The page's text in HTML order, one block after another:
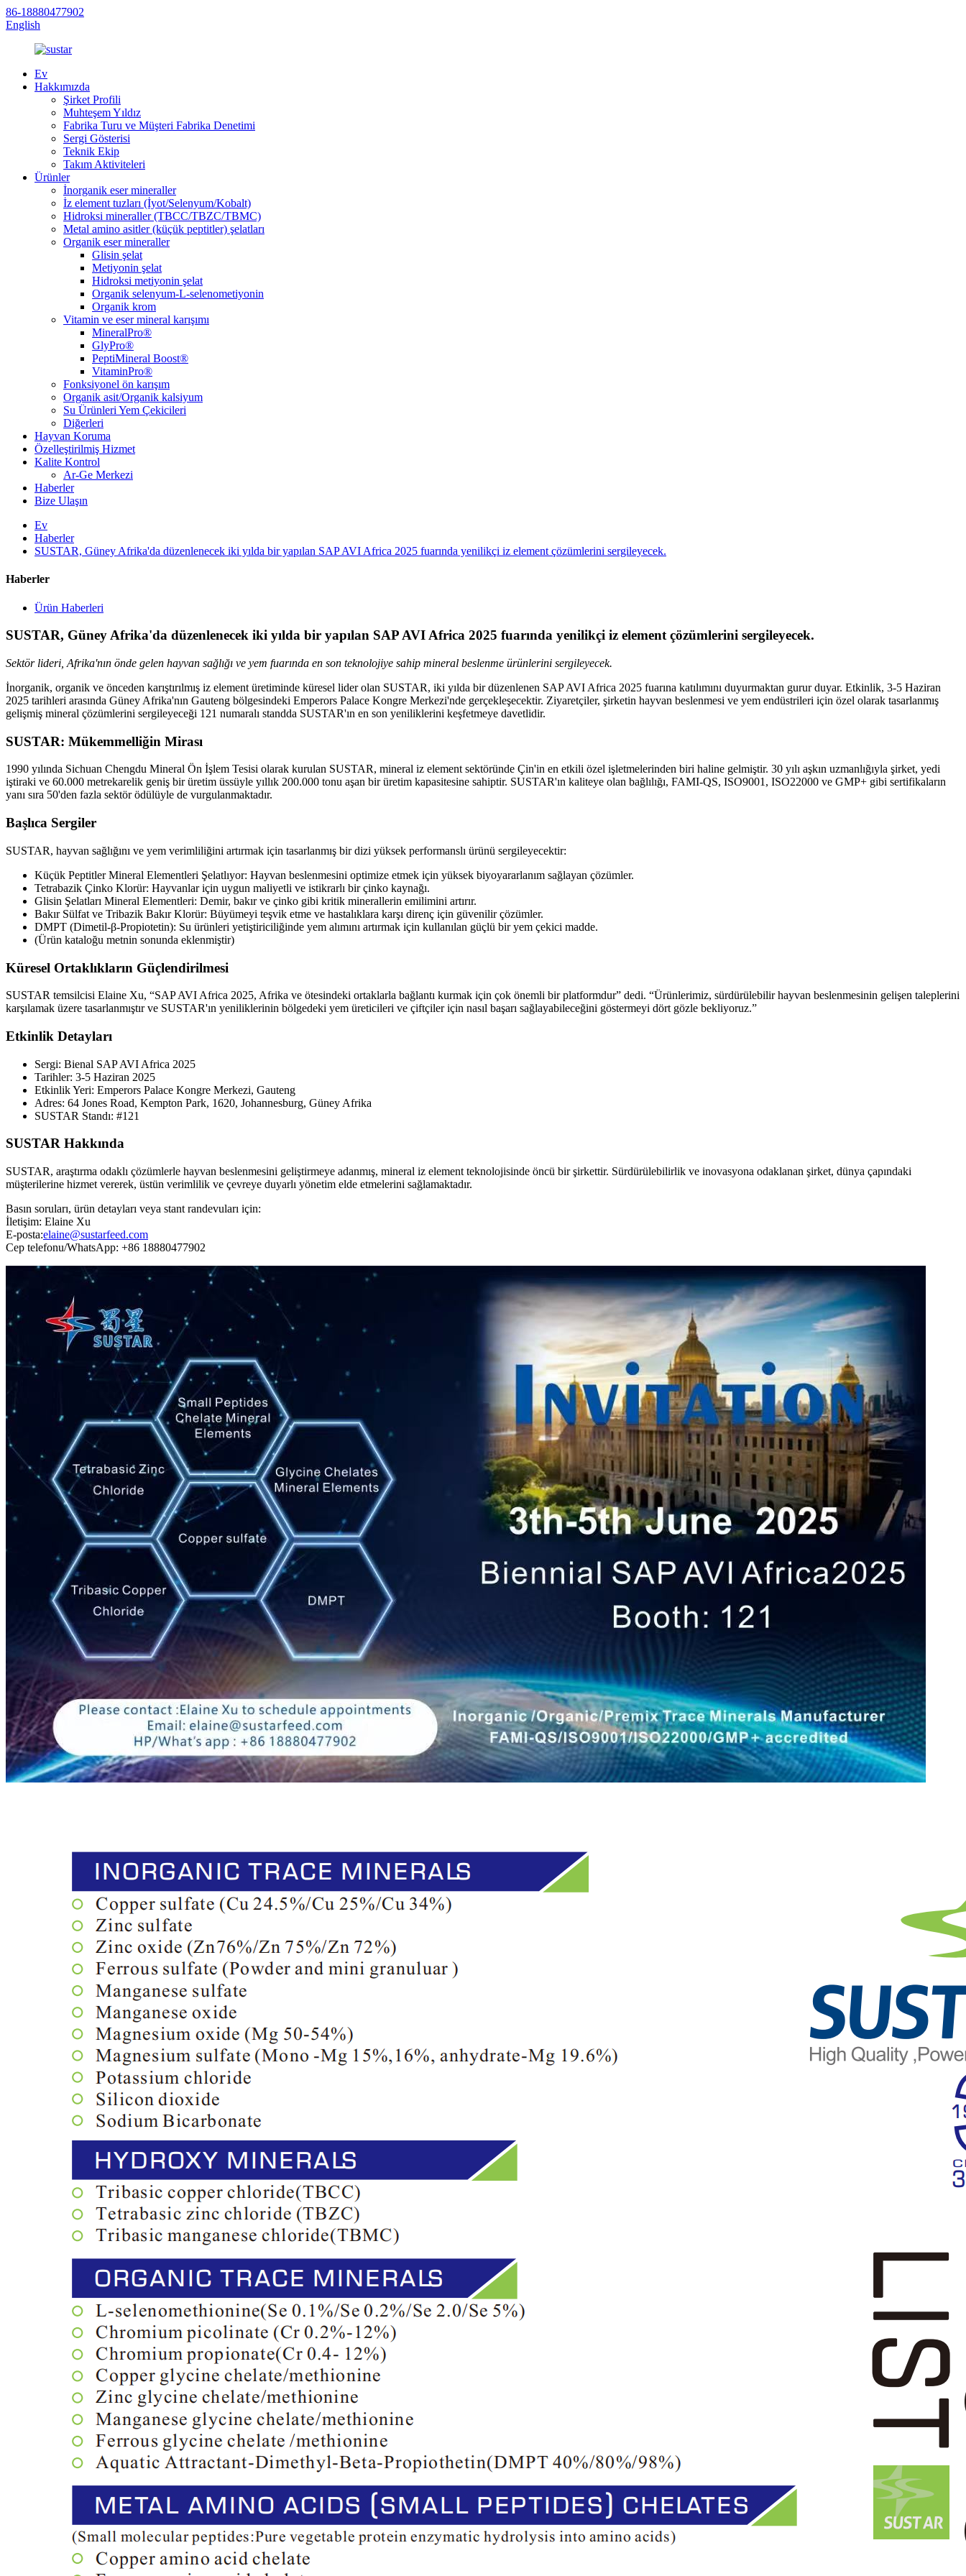
86-18880477902
English
Ev
Hakkımızda
Şirket Profili
Muhteşem Yıldız
Fabrika Turu ve Müşteri Fabrika Denetimi
Sergi Gösterisi
Teknik Ekip
Takım Aktiviteleri
Ürünler
İnorganik eser mineraller
İz element tuzları (İyot/Selenyum/Kobalt)
Hidroksi mineraller (TBCC/TBZC/TBMC)
Metal amino asitler (küçük peptitler) şelatları
Organik eser mineraller
Glisin şelat
Metiyonin şelat
Hidroksi metiyonin şelat
Organik selenyum-L-selenometiyonin
Organik krom
Vitamin ve eser mineral karışımı
MineralPro®
GlyPro®
PeptiMineral Boost®
VitaminPro®
Fonksiyonel ön karışım
Organik asit/Organik kalsiyum
Su Ürünleri Yem Çekicileri
Diğerleri
Hayvan Koruma
Özelleştirilmiş Hizmet
Kalite Kontrol
Ar-Ge Merkezi
Haberler
Bize Ulaşın
Ev
Haberler
SUSTAR, Güney Afrika'da düzenlenecek iki yılda bir yapılan SAP AVI Africa 2025 fuarında yenilikçi iz element çözümlerini sergileyecek.
Haberler
Ürün Haberleri
SUSTAR, Güney Afrika'da düzenlenecek iki yılda bir yapılan SAP AVI Africa 2025 fuarında yenilikçi iz element çözümlerini sergileyecek.
Sektör lideri, Afrika'nın önde gelen hayvan sağlığı ve yem fuarında en son teknolojiye sahip mineral beslenme ürünlerini sergileyecek.
İnorganik, organik ve önceden karıştırılmış iz element üretiminde küresel lider olan SUSTAR, iki yılda bir düzenlenen SAP AVI Africa 2025 fuarına katılımını duyurmaktan gurur duyar. Etkinlik, 3-5 Haziran
2025 tarihleri ​​arasında Güney Afrika'nın Gauteng bölgesindeki Emperors Palace Kongre Merkezi'nde gerçekleşecektir. Ziyaretçiler, şirketin hayvan beslenmesi ve yem endüstrileri için özel olarak tasarlanmış
gelişmiş mineral çözümlerini sergileyeceği 121 numaralı standda SUSTAR'ın en son yeniliklerini keşfetmeye davetlidir.
SUSTAR: Mükemmelliğin Mirası
1990 yılında Sichuan Chengdu Mineral Ön İşlem Tesisi olarak kurulan SUSTAR, mineral iz element sektöründe Çin'in en etkili özel işletmelerinden biri haline gelmiştir. 30 yılı aşkın uzmanlığıyla şirket, yedi
iştiraki ve 60.000 metrekarelik geniş bir üretim üssüyle yıllık 200.000 tonu aşan bir üretim kapasitesine sahiptir. SUSTAR'ın kaliteye olan bağlılığı, FAMI-QS, ISO9001, ISO22000 ve GMP+ gibi sertifikaların
yanı sıra 50'den fazla sektör ödülüyle de vurgulanmaktadır.
Başlıca Sergiler
SUSTAR, hayvan sağlığını ve yem verimliliğini artırmak için tasarlanmış bir dizi yüksek performanslı ürünü sergileyecektir:
Küçük Peptitler Mineral Elementleri Şelatlıyor: Hayvan beslenmesini optimize etmek için yüksek biyoyararlanım sağlayan çözümler.
Tetrabazik Çinko Klorür: Hayvanlar için uygun maliyetli ve istikrarlı bir çinko kaynağı.
Glisin Şelatları Mineral Elementleri: Demir, bakır ve çinko gibi kritik minerallerin emilimini artırır.
Bakır Sülfat ve Tribazik Bakır Klorür: Büyümeyi teşvik etme ve hastalıklara karşı direnç için güvenilir çözümler.
DMPT (Dimetil-β-Propiotetin): Su ürünleri yetiştiriciliğinde yem alımını artırmak için kullanılan güçlü bir yem çekici madde.
(Ürün kataloğu metnin sonunda eklenmiştir)
Küresel Ortaklıkların Güçlendirilmesi
SUSTAR temsilcisi Elaine Xu, “SAP AVI Africa 2025, Afrika ve ötesindeki ortaklarla bağlantı kurmak için çok önemli bir platformdur” dedi. “Ürünlerimiz, sürdürülebilir hayvan beslenmesinin gelişen taleplerini
karşılamak üzere tasarlanmıştır ve SUSTAR'ın yeniliklerinin bölgedeki yem üreticileri ve çiftçiler için nasıl başarı sağlayabileceğini göstermeyi dört gözle bekliyoruz.”
Etkinlik Detayları
Sergi: Bienal SAP AVI Africa 2025
Tarihler: 3-5 Haziran 2025
Etkinlik Yeri: Emperors Palace Kongre Merkezi, Gauteng
Adres: 64 Jones Road, Kempton Park, 1620, Johannesburg, Güney Afrika
SUSTAR Standı: #121
SUSTAR Hakkında
SUSTAR, araştırma odaklı çözümlerle hayvan beslenmesini geliştirmeye adanmış, mineral iz element teknolojisinde öncü bir şirkettir. Sürdürülebilirlik ve inovasyona odaklanan şirket, dünya çapındaki
müşterilerine hizmet vererek, üstün verimlilik ve çevreye duyarlı yönetim elde etmelerini sağlamaktadır.
Basın soruları, ürün detayları veya stant randevuları için:
İletişim: Elaine Xu
E-posta:elaine@sustarfeed.com
Cep telefonu/WhatsApp: +86 18880477902